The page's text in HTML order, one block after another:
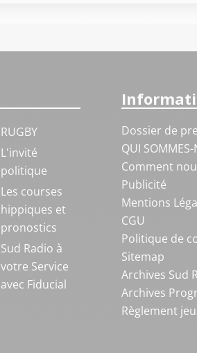
RUGBY
L'invité
politique
Les courses
hippiques et
pronostics
Sud Radio à
votre Service
avec Fiducial
Dossier de
QUI SOMMES-
Comment
Publicité
Mentions
CGU
Politique de
Sitemap
Archives Sud
Archives
Règlement